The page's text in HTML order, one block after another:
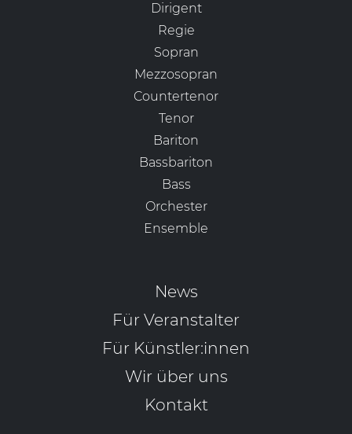
Dirigent
Regie
Sopran
Mezzosopran
Countertenor
Tenor
Bariton
Bassbariton
Bass
Orchester
Ensemble
News
Für Veranstalter
Für Künstler:innen
Wir über uns
Kontakt